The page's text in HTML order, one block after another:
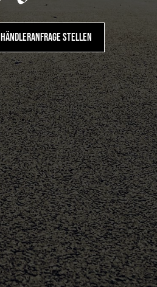
Händleranfrage stellen